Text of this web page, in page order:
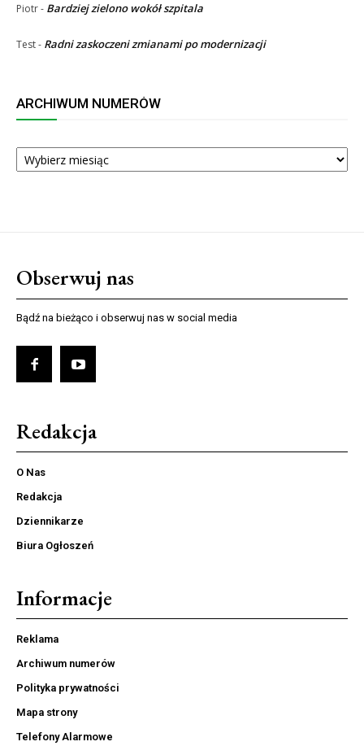
Piotr- Bardziej zielono wokół szpitala
Test- Radni zaskoczeni zmianami po modernizacji
ARCHIWUM NUMERÓW
ARCHIWUM
NUMERÓW
Obserwuj nas
Bądź na bieżąco i obserwuj nas w social media
Redakcja
O Nas
Redakcja
Dziennikarze
Biura Ogłoszeń
Informacje
Reklama
Archiwum numerów
Polityka prywatności
Mapa strony
Telefony Alarmowe